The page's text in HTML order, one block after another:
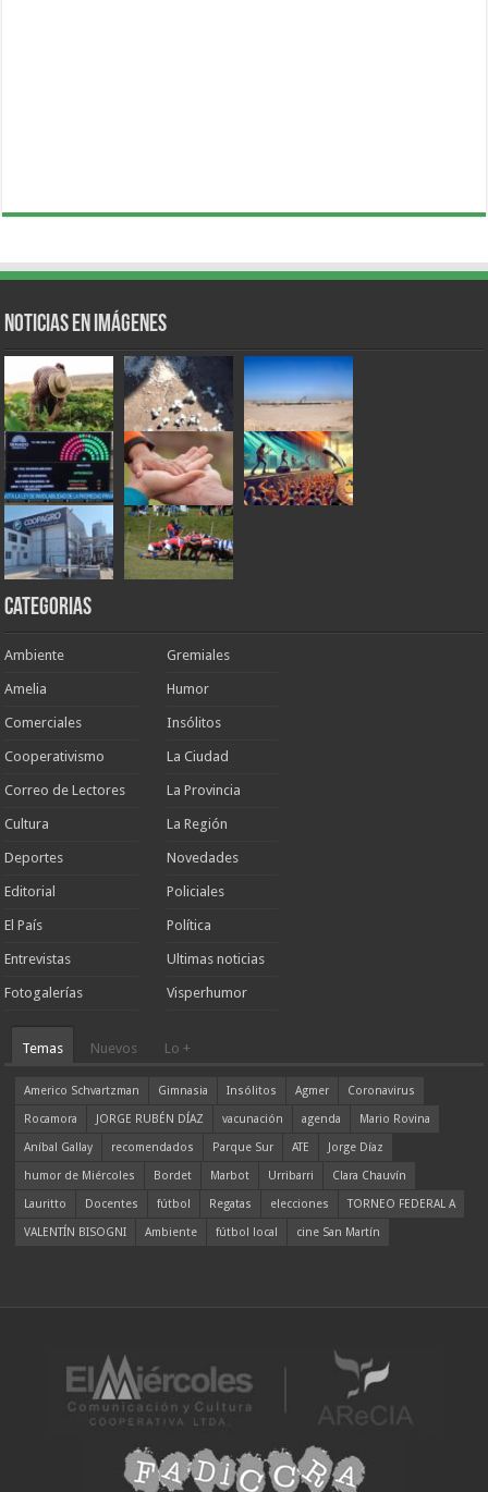
Noticias en Imágenes
Categorias
Ambiente
Amelia
Comerciales
Cooperativismo
Correo de Lectores
Cultura
Deportes
Editorial
El País
Entrevistas
Fotogalerías
Gremiales
Humor
Insólitos
La Ciudad
La Provincia
La Región
Novedades
Policiales
Política
Ultimas noticias
Visperhumor
Temas Nuevos Lo +
Americo Schvartzman Gimnasia Insólitos Agmer
Coronavirus
Rocamora
JORGE RUBÉN DÍAZ vacunación agenda
Mario Rovina
Aníbal Gallay
recomendados Parque Sur ATE
Jorge Díaz
humor de Miércoles
Bordet Marbot Urribarri
Clara Chauvín
Lauritto
Docentes fútbol Regatas elecciones
TORNEO FEDERAL A
VALENTÍN BISOGNI
Ambiente fútbol local cine San Martín